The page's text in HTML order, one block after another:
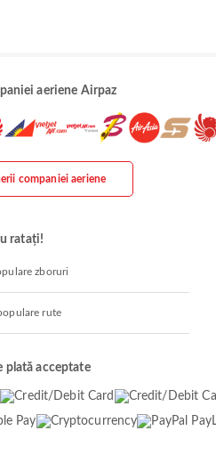
aeriene Airpaz
companiei aeriene
ratați!
zboruri
rute
plată acceptate